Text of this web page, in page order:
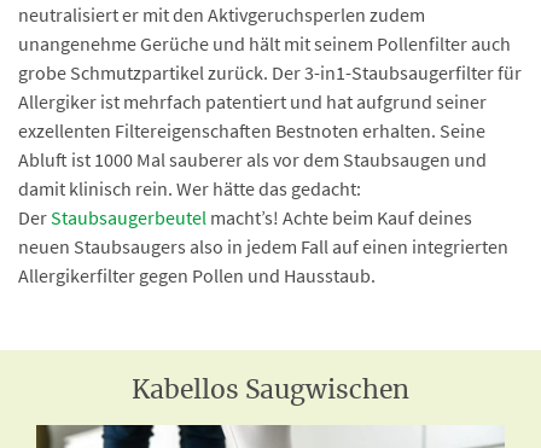
neutralisiert er mit den Aktivgeruchsperlen zudem
unangenehme Gerüche und hält mit seinem Pollenfilter auch
grobe Schmutzpartikel zurück. Der 3-in1-Staubsaugerfilter für
Allergiker ist mehrfach patentiert und hat aufgrund seiner
exzellenten Filtereigenschaften Bestnoten erhalten. Seine
Abluft ist 1000 Mal sauberer als vor dem Staubsaugen und
damit klinisch rein. Wer hätte das gedacht:
DerStaubsaugerbeutel macht’s! Achte beim Kauf deines
neuen Staubsaugers also in jedem Fall auf einen integrierten
Allergikerfilter gegen Pollen und Hausstaub.
Kabellos Saugwischen